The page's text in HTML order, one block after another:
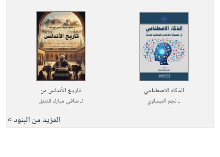
الذكاء الاصطناعي
لـنجم العيساوي
تاريخ الأندلس من
لـصافي مبارك قنديل
المزيد من البنود »